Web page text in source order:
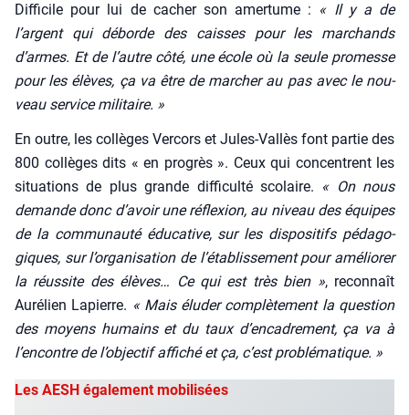
Dif­fi­cile pour lui de cacher son amer­tume : « Il y a de
l’argent qui déborde des caisses pour les mar­chands
d’armes. Et de l’autre côté, une école où la seule pro­messe
pour les élèves, ça va être de mar­cher au pas avec le nou­
veau ser­vice mili­taire. »
En outre, les col­lèges Ver­cors et Jules-Val­lès font par­tie des
800 col­lèges dits « en pro­grès ». Ceux qui concentrent les
situa­tions de plus grande dif­fi­cul­té sco­laire. « On nous
demande donc d’a­voir une réflexion, au niveau des équipes
de la com­mu­nau­té édu­ca­tive, sur les dis­po­si­tifs péda­go­
giques, sur l’or­ga­ni­sa­tion de l’é­ta­blis­se­ment pour amé­lio­rer
la réus­site des élèves… Ce qui est très bien », recon­naît
Auré­lien Lapierre. « Mais élu­der com­plè­te­ment la ques­tion
des moyens humains et du taux d’en­ca­dre­ment, ça va à
l’en­contre de l’ob­jec­tif affi­ché et ça, c’est pro­blé­ma­tique. »
Les AESH également mobilisées